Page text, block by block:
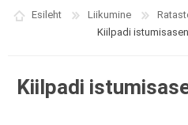
Esileht Liikumine
Kiilpadi
Kiilpadi